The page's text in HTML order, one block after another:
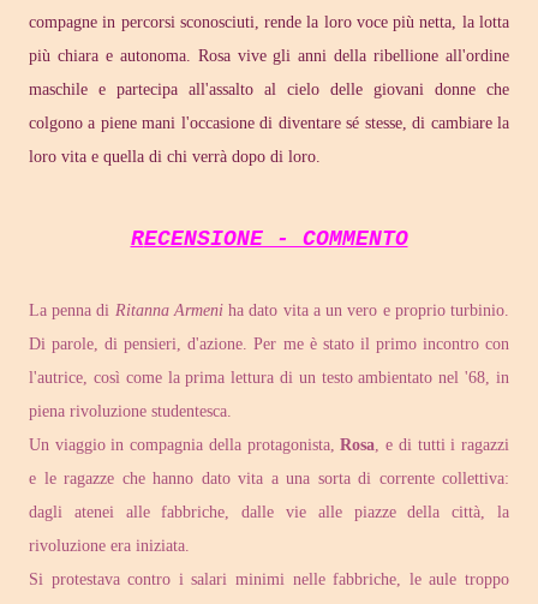
compagne in percorsi sconosciuti, rende la loro voce più netta, la lotta
più chiara e autonoma. Rosa vive gli anni della ribellione all'ordine
maschile e partecipa all'assalto al cielo delle giovani donne che
colgono a piene mani l'occasione di diventare sé stesse, di cambiare la
loro vita e quella di chi verrà dopo di loro.
RECENSIONE - COMMENTO
La penna di Ritanna Armeniha dato vita a un vero e proprio turbinio.
Di parole, di pensieri, d'azione. Per me è stato il primo incontro con
l'autrice, così come la prima lettura di un testo ambientato nel '68, in
piena rivoluzione studentesca.
Un viaggio in compagnia della protagonista,Rosa, e di tutti i ragazzi
e le ragazze che hanno dato vita a una sorta di corrente collettiva:
dagli atenei alle fabbriche, dalle vie alle piazze della città, la
rivoluzione era iniziata.
Si protestava contro i salari minimi nelle fabbriche, le aule troppo